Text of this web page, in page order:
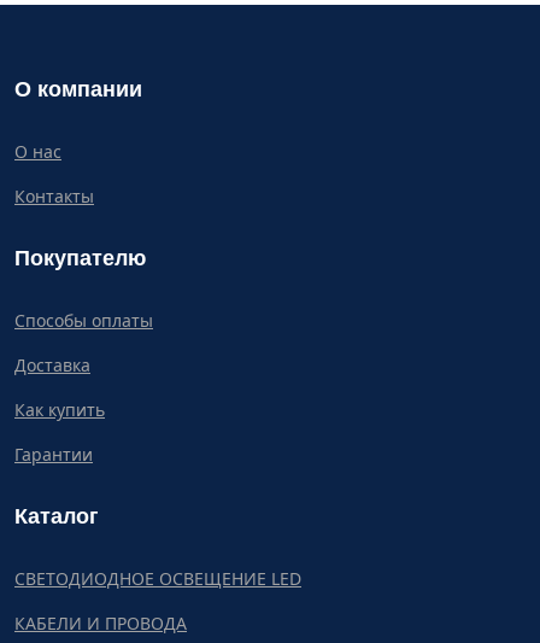
О компании
О нас
Контакты
Покупателю
Способы оплаты
Доставка
Как купить
Гарантии
Каталог
СВЕТОДИОДНОЕ ОСВЕЩЕНИЕ LED
КАБЕЛИ И ПРОВОДА